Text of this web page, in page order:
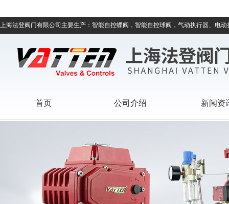
上海法登阀门有限公司主要生产：智能自控蝶阀，智能自控球阀，气动执行器、电
首页 公司介绍 新闻资